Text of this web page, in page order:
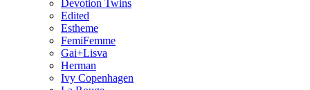
Devotion Twins
Edited
Estheme
FemiFemme
Gai+Lisva
Herman
Ivy Copenhagen